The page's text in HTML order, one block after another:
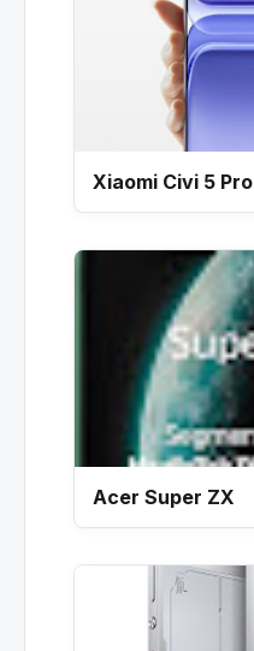
Xiaomi Civi 5 Pro
Acer Super ZX